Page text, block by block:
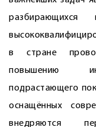
разбирающихся
в стране
повышению
подрастающего
оснащённых
внедряются